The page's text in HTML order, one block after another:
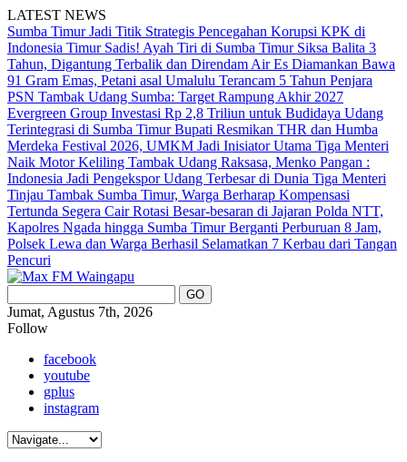
LATEST NEWS
Sumba Timur Jadi Titik Strategis Pencegahan Korupsi KPK di
Indonesia Timur Sadis! Ayah Tiri di Sumba Timur Siksa Balita 3
Tahun, Digantung Terbalik dan Direndam Air Es Diamankan Bawa
91 Gram Emas, Petani asal Umalulu Terancam 5 Tahun Penjara
PSN Tambak Udang Sumba: Target Rampung Akhir 2027
Evergreen Group Investasi Rp 2,8 Triliun untuk Budidaya Udang
Terintegrasi di Sumba TimurBupati Resmikan THR dan Humba
Merdeka Festival 2026, UMKM Jadi Inisiator Utama Tiga Menteri
Naik Motor Keliling Tambak Udang Raksasa, Menko Pangan :
Indonesia Jadi Pengekspor Udang Terbesar di Dunia Tiga Menteri
Tinjau Tambak Sumba Timur, Warga Berharap Kompensasi
Tertunda Segera CairRotasi Besar-besaran di Jajaran Polda NTT,
Kapolres Ngada hingga Sumba Timur Berganti Perburuan 8 Jam,
Polsek Lewa dan Warga Berhasil Selamatkan 7 Kerbau dari Tangan
Pencuri
Jumat, Agustus 7th, 2026
Follow
facebook
youtube
gplus
instagram